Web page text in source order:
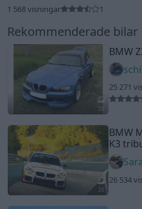
1 568 visningar 1
Rekommenderade bilar
20
BMW
25 271
20
BMW
K3
26 534